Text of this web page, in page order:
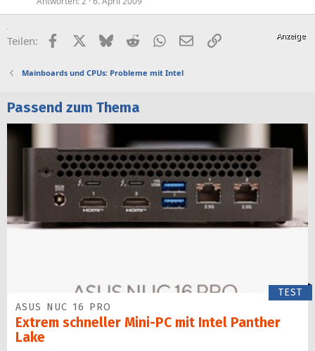
Teilen: FacebookX (Twitter)
BlueskyRedditWhatsApp
E-MailLink
Mainboards und CPUs: Probleme mit Intel
Passend zum Thema
TEST
ASUS NUC 16 PRO
Extrem schneller Mini-PC mit Intel Panther
Lake